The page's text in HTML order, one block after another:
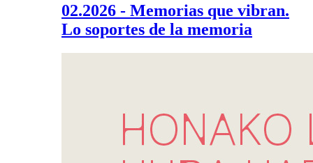
02.2026 - Memorias que vibran.
Lo soportes de la memoria